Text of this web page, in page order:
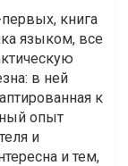
первых, книга
языком, все
в ней
к
опыт
и
и тем,